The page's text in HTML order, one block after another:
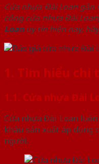
Cửa nhựa Đài Loan
công cửa nhựa Đài
Loanuy tín hiện nay,
1. Tìm hiểu chi
1.1. Cửa nhựa Đài
Cửa nhựa Đài Loan
khâu sản xuất áp dụng
người.